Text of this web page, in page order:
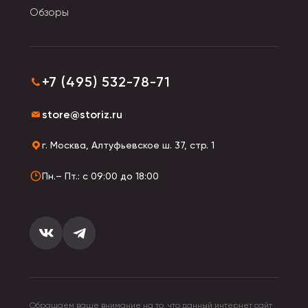
держит, начинает растекаться. Поддается резке
Обзоры
+7 (495) 532-78-71
store@storiz.ru
г. Москва, Алтуфьевское ш. 37, стр. 1
Пн.– Пт.: с 09:00 до 18:00
Обращаем ваше внимание на то, что данный интернет сайт